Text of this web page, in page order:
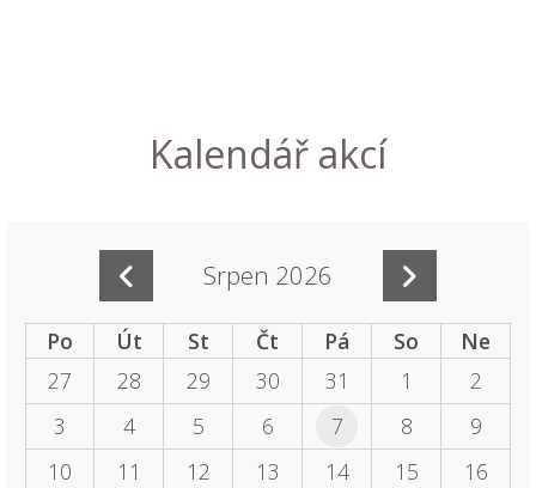
Kalendář akcí
Srpen 2026
Po Út St Čt Pá So
Ne
27
28 29 30 31 1
2
3
4 5 6 7 8
9
10
11 12 13 14 15
16